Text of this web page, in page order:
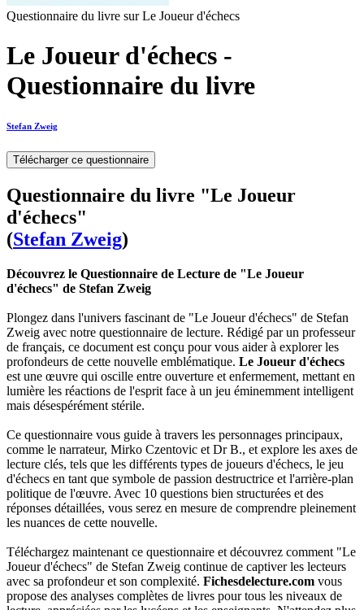
Questionnaire du livre sur Le Joueur d'échecs
Le Joueur d'échecs -
Questionnaire du livre
Stefan Zweig
Télécharger ce questionnaire
Questionnaire du livre "Le Joueur
d'échecs"
(Stefan Zweig)
Découvrez le Questionnaire de Lecture de "Le Joueur
d'échecs" de Stefan Zweig
Plongez dans l'univers fascinant de "Le Joueur d'échecs" de Stefan
Zweig avec notre questionnaire de lecture. Rédigé par un professeur
de français, ce document est conçu pour vous aider à explorer les
profondeurs de cette nouvelle emblématique. Le Joueur d'échecs
est une œuvre qui oscille entre ouverture et enfermement, mettant en
lumière les réactions de l'esprit face à un jeu éminemment intelligent
mais désespérément stérile.
Ce questionnaire vous guide à travers les personnages principaux,
comme le narrateur, Mirko Czentovic et Dr B., et explore les axes de
lecture clés, tels que les différents types de joueurs d'échecs, le jeu
d'échecs en tant que symbole de passion destructrice et l'arrière-plan
politique de l'œuvre. Avec 10 questions bien structurées et des
réponses détaillées, vous serez en mesure de comprendre pleinement
les nuances de cette nouvelle.
Téléchargez maintenant ce questionnaire et découvrez comment "Le
Joueur d'échecs" de Stefan Zweig continue de captiver les lecteurs
avec sa profondeur et son complexité. Fichesdelecture.com vous
propose des analyses complètes de livres pour tous les niveaux de